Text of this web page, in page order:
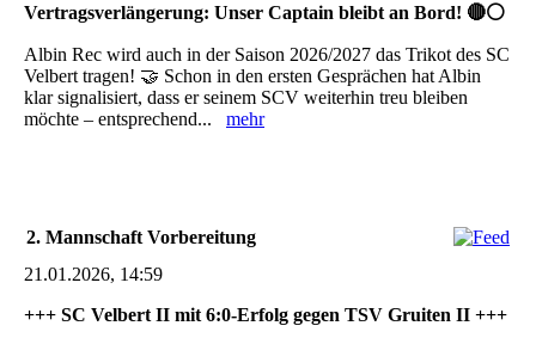
Vertragsverlängerung: Unser Captain bleibt an Bord! 🔴⚪
Albin Rec wird auch in der Saison 2026/2027 das Trikot des SC
Velbert tragen! 🤝 Schon in den ersten Gesprächen hat Albin
klar signalisiert, dass er seinem SCV weiterhin treu bleiben
möchte – entsprechend... mehr
2. Mannschaft Vorbereitung
21.01.2026, 14:59
+++ SC Velbert II mit 6:0-Erfolg gegen TSV Gruiten II +++